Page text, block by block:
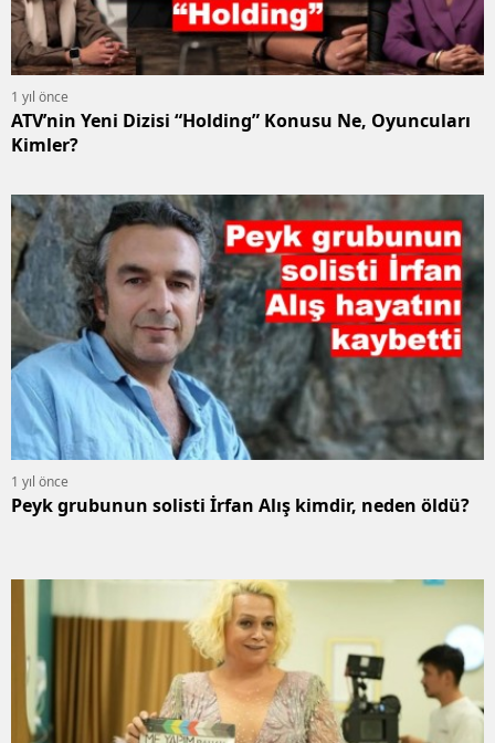
1 yıl önce
ATV’nin Yeni Dizisi “Holding” Konusu Ne, Oyuncuları
Kimler?
1 yıl önce
Peyk grubunun solisti İrfan Alış kimdir, neden öldü?